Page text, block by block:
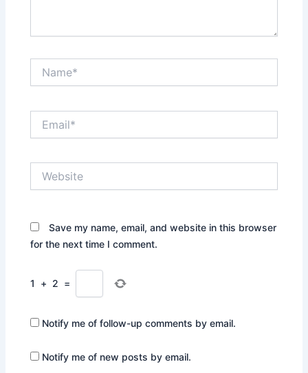
Save my name, email, and website in this browser
for the next time I comment.
1 + 2 =
Notify me of follow-up comments by email.
Notify me of new posts by email.